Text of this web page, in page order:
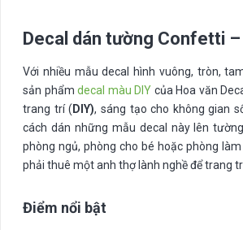
Decal dán tường Confetti –
Với nhiều mẫu decal hình vuông, tròn,
sản phẩmdecal màu DIY của Hoa văn
trang trí ( DIY), sáng tạo cho không gian
cách dán những mẫu decal này lên
phòng ngủ, phòng cho bé hoặc phòng
phải thuê một anh thợ lành nghề để trang
Điểm nổi bật